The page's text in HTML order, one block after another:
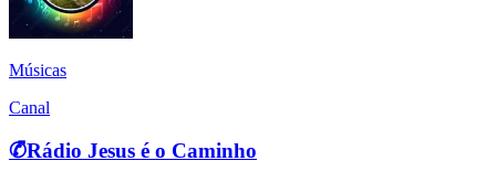
Músicas
Canal
✆͆Rádio Jesus é o Caminho